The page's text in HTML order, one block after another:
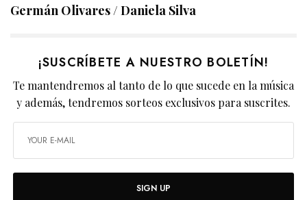
Germán Olivares / Daniela Silva
¡SUSCRÍBETE A NUESTRO BOLETÍN!
Te mantendremos al tanto de lo que sucede en la música
y además, tendremos sorteos exclusivos para suscrites.
SIGN UP